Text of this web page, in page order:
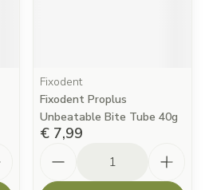
Fixodent
Fixodent Proplus
Unbeatable Bite Tube 40g
€ 7,99